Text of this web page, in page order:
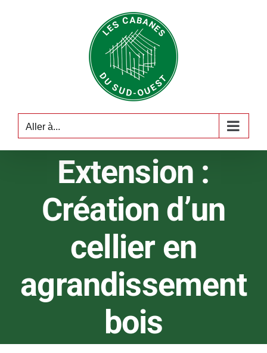
Aller à...
Extension :
Création d’un
cellier en
agrandissement
bois